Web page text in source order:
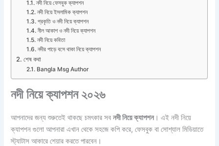
নদী নিয়ে ফেসবুক ক্যাপশন
নদী নিয়ে ইসলামিক ক্যাপশন
প্রকৃতি ও নদী নিয়ে ক্যাপশন
নীল আকাশ ও নদী নিয়ে ক্যাপশন
নদী নিয়ে কবিতা
নদীর পাড়ে বসে থাকা নিয়ে ক্যাপশন
শেষ কথা
Bangla Msg Author
নদী নিয়ে ক্যাপশন ২০২৬
আপনাদের জন্য শুরুতেই থাকছে চমৎকার সবনদী নিয়ে ক্যাপশন। এই নদী নিয়ে
ক্যাপশন গুলো আপনারা এখান থেকে সহজে কপি করে, ফেসবুক বা সোশ্যাল মিডিয়াতে
স্ট্যাটাস আকারে শেয়ার করতে পারবেন।